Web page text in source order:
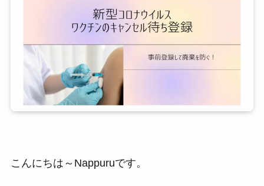
こんにちは～Nappuruです。